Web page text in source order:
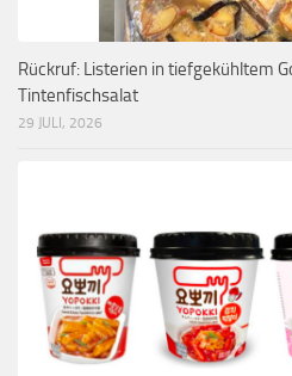
Rückruf: Listerien in tiefgekühltem
Tintenfischsalat
29 JULI, 2026